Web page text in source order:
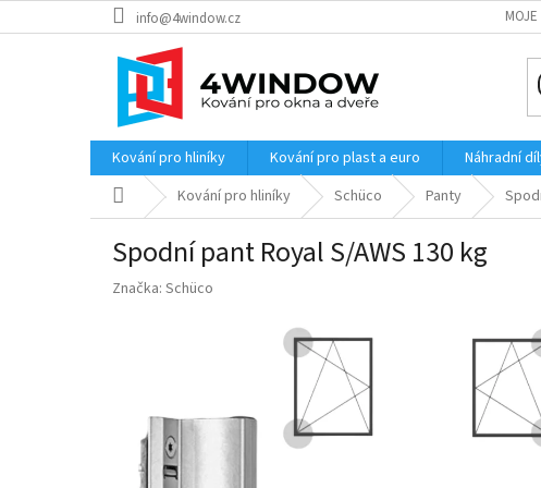
na
info@4window.cz
Kování pro hliníky Kování pro plast a euro Náhradní
Domů Kování pro hliníky Schüco Panty
Spodní pant Royal S/AWS 130 kg
Značka: Schüco